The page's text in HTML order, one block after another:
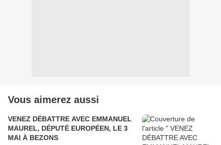
Vous aimerez aussi
VENEZ DÉBATTRE AVEC EMMANUEL
MAUREL, DÉPUTÉ EUROPÉEN, LE 3
MAI À BEZONS